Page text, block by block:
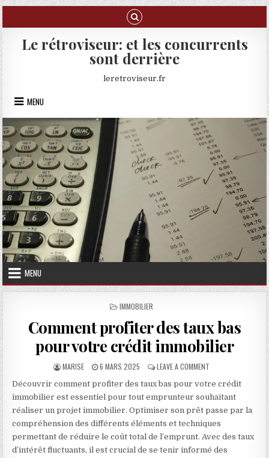
Skip to content
Le rétroviseur: et les concurrents
sont derrière
leretroviseur.fr
MENU
MENU
POSTED IN
IMMOBILIER
Comment profiter des taux bas
pour votre crédit immobilier
AUTHOR:
MARISE PUBLISHED DATE:
6 MARS 2025 LEAVE A COMMENT ON COMMENT
Découvrir comment profiter des taux bas pour votre crédit
immobilier est essentiel pour tout emprunteur souhaitant
réaliser un projet immobilier. Optimiser son prêt passe par la
compréhension des différents éléments et techniques
permettant de réduire le coût total de l’emprunt. Avec des taux
d’intérêt fluctuants, il est crucial de se tenir informé des